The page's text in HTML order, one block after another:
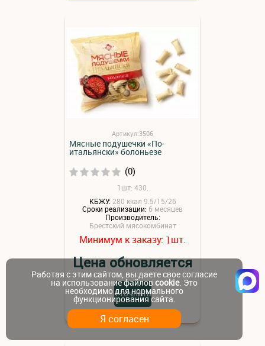
Артикул:3506
Мясные подушечки «По-
итальянски» болоньезе
(0)
1шт: 430.
КБЖУ: 280 ккал 9.5/15/26
Сроки реализации: 6 месяцев
Производитель:
Брестский мясокомбинат
Минимум к заказу: 1шт.
Цена обновляется
Уточнить
Работая с этим сайтом, вы даете свое согласие
на использование файловcookie. Это
необходимо для нормального
функционирования сайта.
Я согласен